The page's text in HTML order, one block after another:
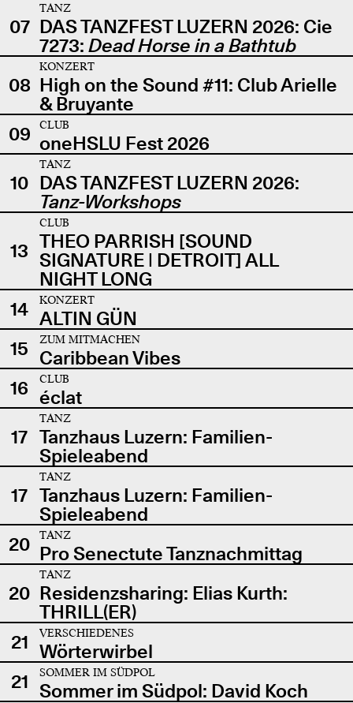
07
TANZ
DAS TANZFEST LUZERN 2026: Cie
7273: Dead Horse in a Bathtub
08
KONZERT
High on the Sound #11: Club Arielle
& Bruyante
09
CLUB
oneHSLU Fest 2026
10
TANZ
DAS TANZFEST LUZERN 2026:
Tanz-Workshops
13
CLUB
THEO PARRISH [SOUND
SIGNATURE | DETROIT] ALL
NIGHT LONG
14
KONZERT
ALTIN GÜN
15
ZUM MITMACHEN
Caribbean Vibes
16
CLUB
éclat
17
TANZ
Tanzhaus Luzern: Familien-
Spieleabend
17
TANZ
Tanzhaus Luzern: Familien-
Spieleabend
20
TANZ
Pro Senectute Tanznachmittag
20
TANZ
Residenzsharing: Elias Kurth:
THRILL(ER)
21
VERSCHIEDENES
Wörterwirbel
21
SOMMER IM SÜDPOL
Sommer im Südpol: David Koch